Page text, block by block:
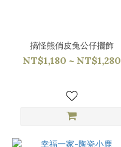
搞怪熊俏皮兔公仔擺飾
NT$1,180 ~ NT$1,280